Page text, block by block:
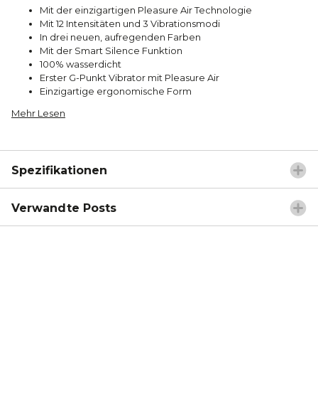
Mit der einzigartigen Pleasure Air Technologie
Mit 12 Intensitäten und 3 Vibrationsmodi
In drei neuen, aufregenden Farben
Mit der Smart Silence Funktion
100% wasserdicht
Erster G-Punkt Vibrator mit Pleasure Air
Einzigartige ergonomische Form
Mehr Lesen
Spezifikationen
Verwandte Posts